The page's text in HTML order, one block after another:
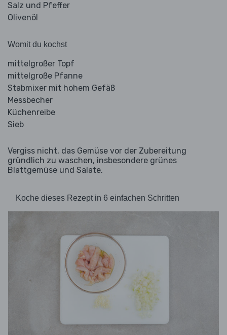
Salz und Pfeffer
Olivenöl
Womit du kochst
mittelgroßer Topf
mittelgroße Pfanne
Stabmixer mit hohem Gefäß
Messbecher
Küchenreibe
Sieb
Vergiss nicht, das Gemüse vor der Zubereitung
gründlich zu waschen, insbesondere grünes
Blattgemüse und Salate.
Koche dieses Rezept in 6 einfachen Schritten